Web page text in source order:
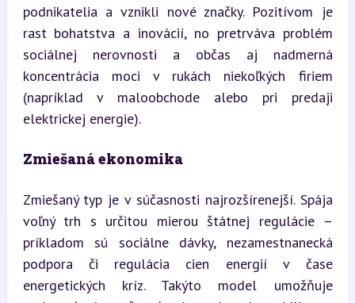
podnikatelia a vznikli nové značky. Pozitívom je
rast bohatstva a inovácií, no pretrváva problém
sociálnej nerovnosti a občas aj nadmerná
koncentrácia moci v rukách niekoľkých firiem
(napríklad v maloobchode alebo pri predaji
elektrickej energie).
Zmiešaná ekonomika
Zmiešaný typ je v súčasnosti najrozšírenejší. Spája
voľný trh s určitou mierou štátnej regulácie –
príkladom sú sociálne dávky, nezamestnanecká
podpora či regulácia cien energií v čase
energetických kríz. Takýto model umožňuje